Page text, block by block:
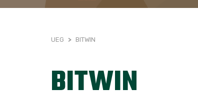
UEG > BITWIN
BITWIN